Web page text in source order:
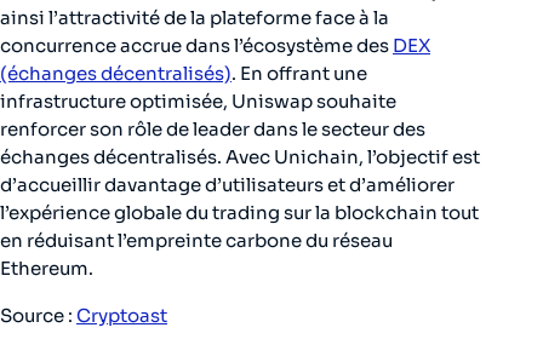
ainsi l’attractivité de la plateforme face à la
concurrence accrue dans l’écosystème des DEX
(échanges décentralisés). En offrant une
infrastructure optimisée, Uniswap souhaite
renforcer son rôle de leader dans le secteur des
échanges décentralisés. Avec Unichain, l’objectif est
d’accueillir davantage d’utilisateurs et d’améliorer
l’expérience globale du trading sur la blockchain tout
en réduisant l’empreinte carbone du réseau
Ethereum.
Source : Cryptoast